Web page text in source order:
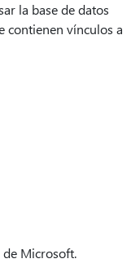
la base de datos
contienen vínculos a
de Microsoft.